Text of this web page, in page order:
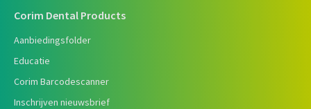
Corim Dental Products
Aanbiedingsfolder
Educatie
Corim Barcodescanner
Inschrijven nieuwsbrief